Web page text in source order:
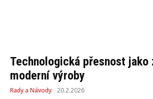
Technologická přesnost jako
moderní výroby
Rady a Návody 20.2.2026